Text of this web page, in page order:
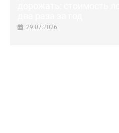
29.07.2026